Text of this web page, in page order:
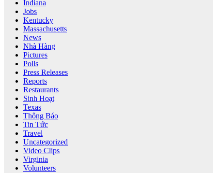
Indiana
Jobs
Kentucky
Massachusetts
News
Nhà Hàng
Pictures
Polls
Press Releases
Reports
Restaurants
Sinh Hoạt
Texas
Thông Báo
Tin Tức
Travel
Uncategorized
Video Clips
Virginia
Volunteers